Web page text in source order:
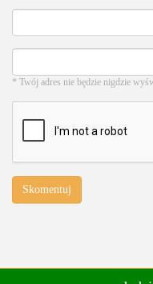
* Twój adres nie będzie nigdzie
Skomentuj